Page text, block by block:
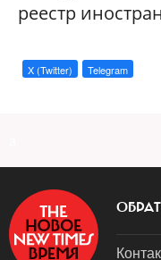
реестр
X (Twitter) Telegram